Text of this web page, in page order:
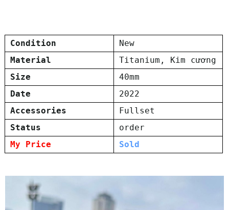
Condition
New
Material
Titanium, Kim cương
Size
40mm
Date
2022
Accessories
Fullset
Status
order
My Price
Sold